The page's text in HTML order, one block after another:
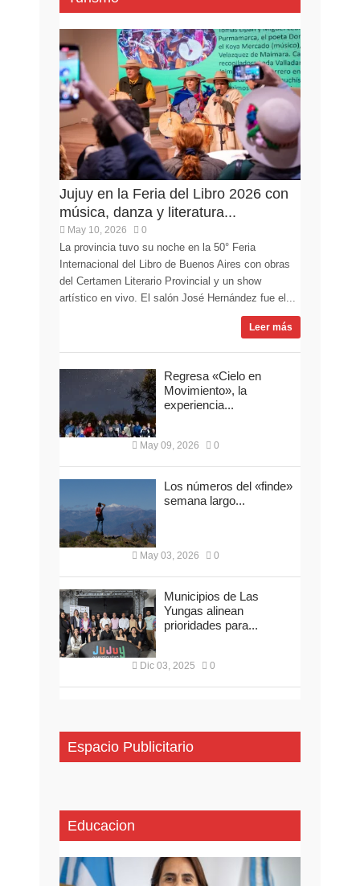
Jujuy en la Feria del Libro 2026 con
música, danza y literatura...
May 10, 2026 0
La provincia tuvo su noche en la 50° Feria
Internacional del Libro de Buenos Aires con obras
del Certamen Literario Provincial y un show
artístico en vivo. El salón José Hernández fue el...
Leer más
Regresa «Cielo en
Movimiento», la
experiencia...
May 09, 2026 0
Los números del «finde»
semana largo...
May 03, 2026 0
Municipios de Las
Yungas alinean
prioridades para...
Dic 03, 2025 0
Espacio Publicitario
Educacion